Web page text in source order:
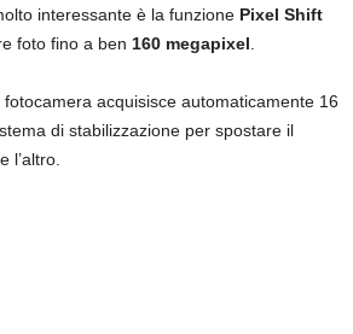
interessante è la funzione Pixel Shift
foto fino a ben 160 megapixel
acquisisce automaticamente 16
di stabilizzazione per spostare il
l’altro.